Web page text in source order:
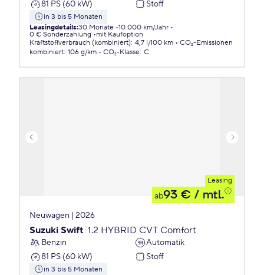
81 PS (60 kW) Stoff
in 3 bis 5 Monaten
Leasingdetails:30 Monate 10.000 km/Jahr
0 € Sonderzahlung
mit Kaufoption
Kraftstoffverbrauch (kombiniert): 4,7 l/100 km
CO₂-Emissionen
kombiniert: 106 g/km CO₂-Klasse: C
Leasing
ab93 € / mtl.
Neuwagen | 2026
Suzuki Swift 1.2 HYBRID CVT Comfort
Benzin
Automatik
81 PS (60 kW)
Stoff
in 3 bis 5 Monaten